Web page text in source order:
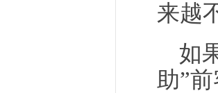
来越
如
助”